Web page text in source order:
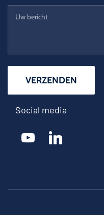
Social media
youtube linkedin